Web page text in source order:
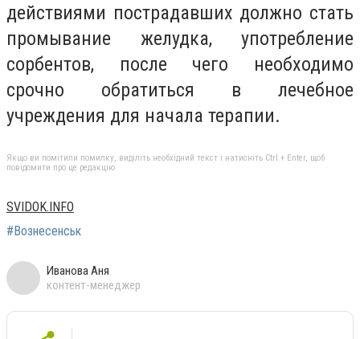
действиями пострадавших должно стать
промывание желудка, употребление
сорбентов, после чего необходимо
срочно обратиться в лечебное
учреждения для начала терапии.
Якщо ви помітили помилку, виділіть необхідний текст і натисніть Ctrl + Enter, щоб
повідомити про це редакцію
SVIDOK.INFO
#Вознесенськ
Иванова Аня
контент-менеджер